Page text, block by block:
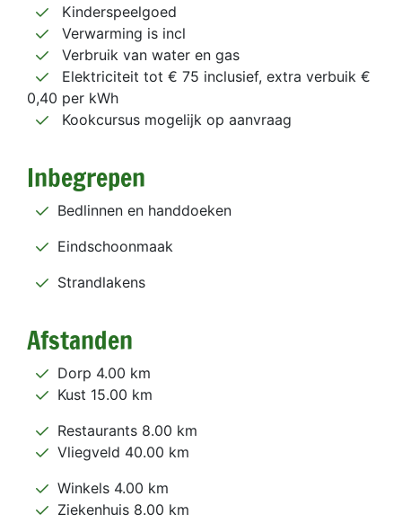
Kinderspeelgoed
Verwarming is incl
Verbruik van water en gas
Elektriciteit tot € 75 inclusief, extra verbuik €
0,40 per kWh
Kookcursus mogelijk op aanvraag
Inbegrepen
Bedlinnen en handdoeken
Eindschoonmaak
Strandlakens
Afstanden
Dorp 4.00 km
Kust 15.00 km
Restaurants 8.00 km
Vliegveld 40.00 km
Winkels 4.00 km
Ziekenhuis 8.00 km